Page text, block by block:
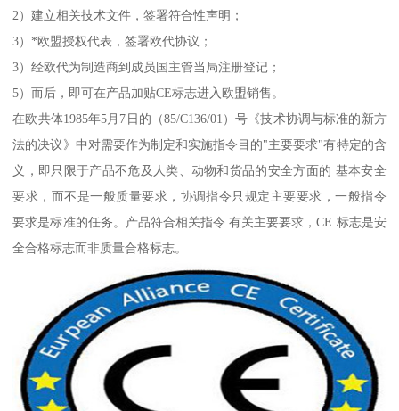
2）建立相关技术文件，签署符合性声明；
3）*欧盟授权代表，签署欧代协议；
3）经欧代为制造商到成员国主管当局注册登记；
5）而后，即可在产品加贴CE标志进入欧盟销售。
在欧共体1985年5月7日的（85/C136/01）号《技术协调与标准的新方
法的决议》中对需要作为制定和实施指令目的"主要要求"有特定的含
义，即只限于产品不危及人类、动物和货品的安全方面的 基本安全
要求，而不是一般质量要求，协调指令只规定主要要求，一般指令
要求是标准的任务。产品符合相关指令 有关主要要求，CE 标志是安
全合格标志而非质量合格标志。